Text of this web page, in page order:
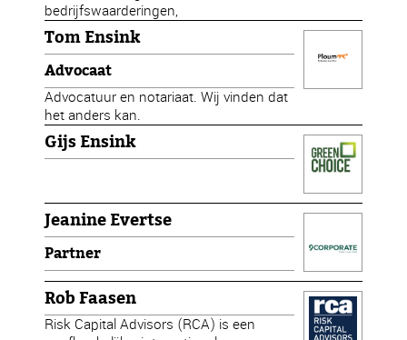
bedrijfswaarderingen,
Tom Ensink
Advocaat
Advocatuur en notariaat. Wij vinden dat
het anders kan.
Gijs Ensink
Jeanine Evertse
Partner
Rob Faasen
Risk Capital Advisors (RCA) is een